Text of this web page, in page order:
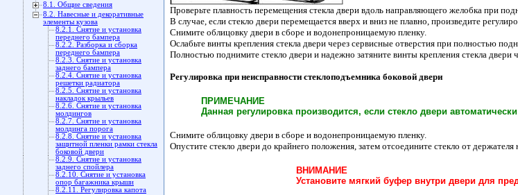
8.1. Общие сведения
8.2. Навесные и декоративные
элементы кузова
8.2.1. Снятие и установка
переднего бампера
8.2.2. Разборка и сборка
переднего бампера
8.2.3. Снятие и установка
заднего бампера
8.2.4. Снятие и установка
решетки радиатора
8.2.5. Снятие и установка
накладок крыльев
8.2.6. Снятие и установка
молдингов
8.2.7. Снятие и установка
молдинга порога
8.2.8. Снятие и установка
защитной пленки рамки стекла
боковой двери
8.2.9. Снятие и установка
заднего спойлера
8.2.10. Снятие и установка
опор багажника крыши
8.2.11. Регулировка капота
Проверьте плавность перемещения стекла двери вдоль направляющего желобка при
В случае, если стекло двери перемещается вверх и вниз не плавно, произведите
Снимите облицовку двери в сборе и водонепроницаемую пленку.
Ослабьте винты крепления стекла двери через сервисные отверстия при полностью
Полностью поднимите стекло двери и надежно затяните винты крепления стекла двери
Регулировка при неисправности стеклоподъемника боковой двери
ПРИМЕЧАНИЕ
Данная регулировка производится, если стекло двери
Снимите облицовку двери в сборе и водонепроницаемую пленку.
Опустите стекло двери до крайнего положения, затем отсоедините стекло от
ВНИМАНИЕ
Установите мягкий буфер внутри двери для